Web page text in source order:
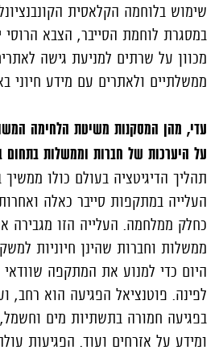
שימוש בלוחמה הקלאסית
במסגרת לוחמת הסייבר, הצבא הרוסי
מכוון על שרתים למניעת גישה
ממשלתיים ולאתרים עם מידע חיוני
עדי, מהן המסקנות משיטת הלחימה
על היערכות של חברות וממשלות בתחום
תהליך הדיגיטציה בעולם כולו
העלייה במתקפות סייבר כאלה
כחלק ממלחמה. העלייה הזו מגבירה
ממשלות וחברות שהינן חיוניות
היום כדי למנוע את המתקפה
לפינה. פוטנציאל הפגיעה הוא רחב,
בפגיעה חמורה בתשתיות מים וחשמל,
ומידע על אזרחים ועוד. הפגיעות